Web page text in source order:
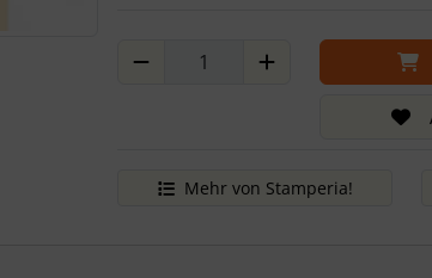
Mehr von Stamperia!